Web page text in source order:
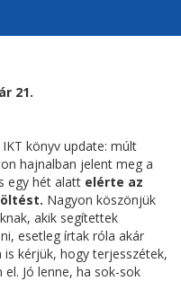
21.
IKT könyv update: múlt
hajnalban jelent meg a
egy hét alatt elérte az
Nagyon köszönjük
akik segítettek
esetleg írtak róla akár
kérjük, hogy terjesszétek,
Jó lenne, ha sok-sok